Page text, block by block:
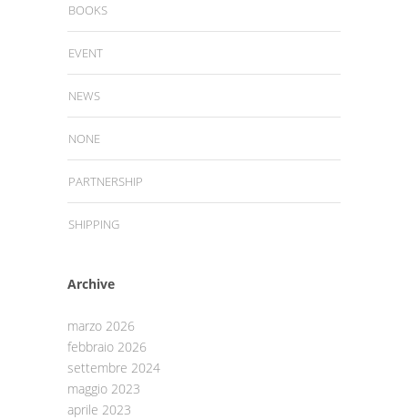
BOOKS
EVENT
NEWS
NONE
PARTNERSHIP
SHIPPING
Archive
marzo 2026
febbraio 2026
settembre 2024
maggio 2023
aprile 2023